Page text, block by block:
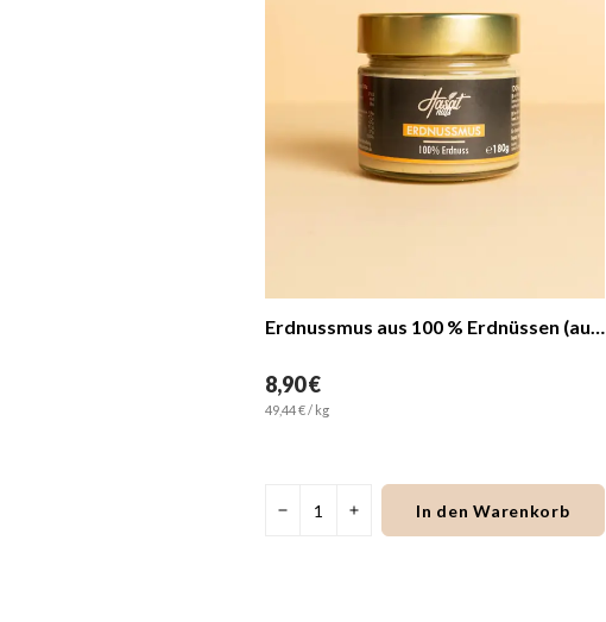
Erdnussmus aus 100 % Erdnüssen (aus Osmaniye)
8,90 €
49,44 € / kg
In den Warenkorb